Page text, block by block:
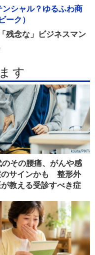
シャル？ゆるふわ商
ーク）
残念な」ビジネスマン
す
のその腰痛、がんや感
のサインかも 整形外
教える受診すべき症